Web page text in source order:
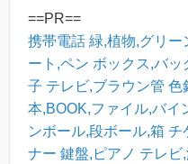
==PR==
携帯電話 緑,植物,グリー
ート,ペン ボックス,バッ
子 テレビ,ブラウン管 色
本,BOOK,ファイル,バイ
ンボール,段ボール,箱 チ
ナー 鍵盤,ピアノ テレビ